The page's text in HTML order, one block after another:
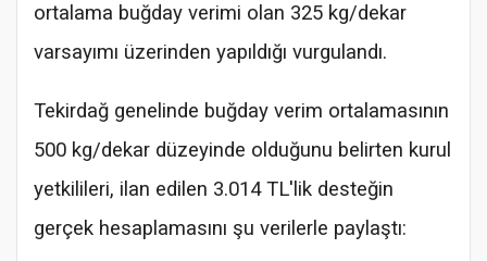
ortalama buğday verimi olan 325 kg/dekar
varsayımı üzerinden yapıldığı vurgulandı.
Tekirdağ genelinde buğday verim ortalamasının
500 kg/dekar düzeyinde olduğunu belirten kurul
yetkilileri, ilan edilen 3.014 TL'lik desteğin
gerçek hesaplamasını şu verilerle paylaştı: